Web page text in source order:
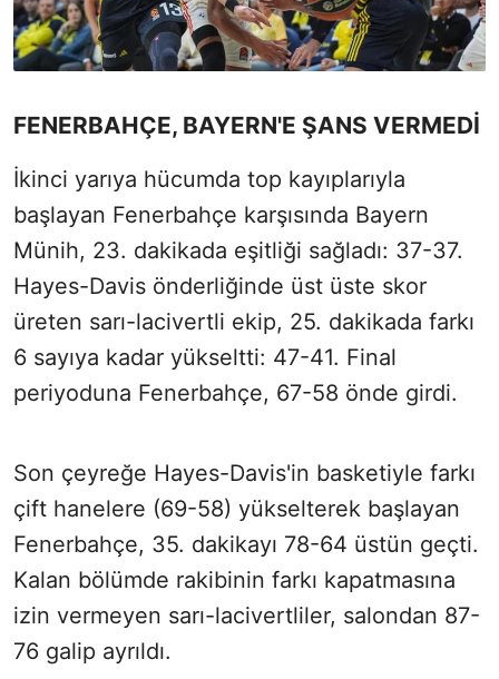
FENERBAHÇE, BAYERN'E ŞANS VERMEDİ
İkinci yarıya hücumda top kayıplarıyla
başlayan Fenerbahçe karşısında Bayern
Münih, 23. dakikada eşitliği sağladı: 37-37.
Hayes-Davis önderliğinde üst üste skor
üreten sarı-lacivertli ekip, 25. dakikada farkı
6 sayıya kadar yükseltti: 47-41. Final
periyoduna Fenerbahçe, 67-58 önde girdi.
Son çeyreğe Hayes-Davis'in basketiyle farkı
çift hanelere (69-58) yükselterek başlayan
Fenerbahçe, 35. dakikayı 78-64 üstün geçti.
Kalan bölümde rakibinin farkı kapatmasına
izin vermeyen sarı-lacivertliler, salondan 87-
76 galip ayrıldı.